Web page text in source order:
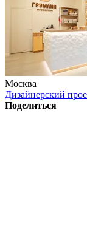
Москва
Дизайнерский
Поделиться